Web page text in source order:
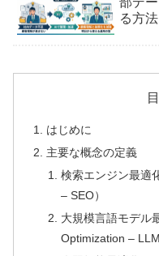
る方法
はじめに
主要な概念の定義
検索エンジン最適
– SEO）
大規模言語モデル
Optimization –